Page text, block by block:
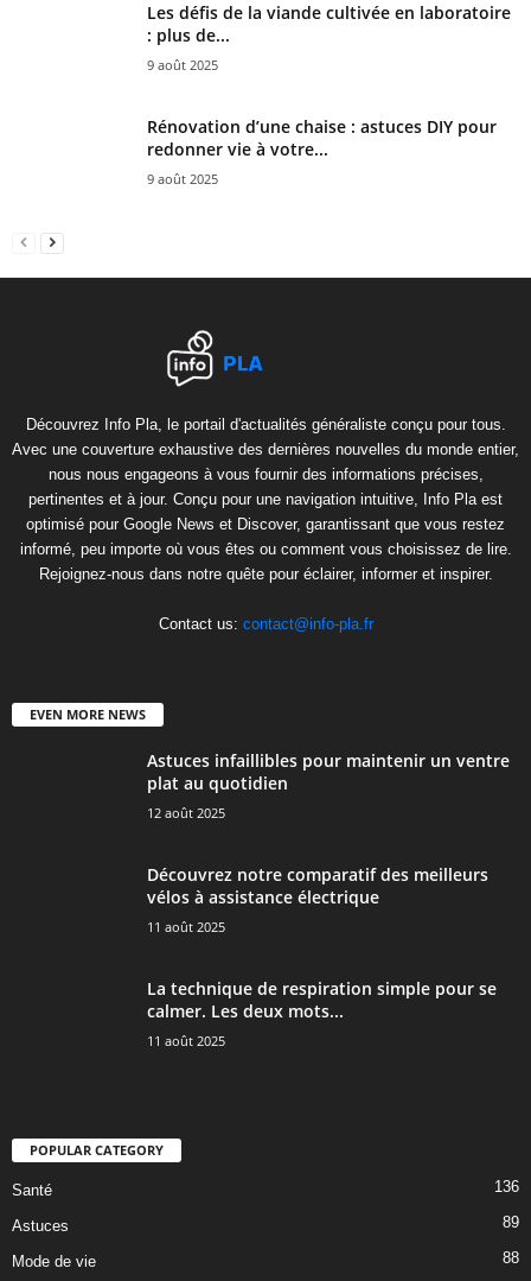
Les défis de la viande cultivée en laboratoire
: plus de...
9 août 2025
Rénovation d’une chaise : astuces DIY pour
redonner vie à votre...
9 août 2025
Découvrez Info Pla, le portail d'actualités généraliste conçu pour tous.
Avec une couverture exhaustive des dernières nouvelles du monde entier,
nous nous engageons à vous fournir des informations précises,
pertinentes et à jour. Conçu pour une navigation intuitive, Info Pla est
optimisé pour Google News et Discover, garantissant que vous restez
informé, peu importe où vous êtes ou comment vous choisissez de lire.
Rejoignez-nous dans notre quête pour éclairer, informer et inspirer.
Contact us: contact@info-pla.fr
EVEN MORE NEWS
Astuces infaillibles pour maintenir un ventre
plat au quotidien
12 août 2025
Découvrez notre comparatif des meilleurs
vélos à assistance électrique
11 août 2025
La technique de respiration simple pour se
calmer. Les deux mots...
11 août 2025
POPULAR CATEGORY
Santé 136
Astuces 89
Mode de vie 88